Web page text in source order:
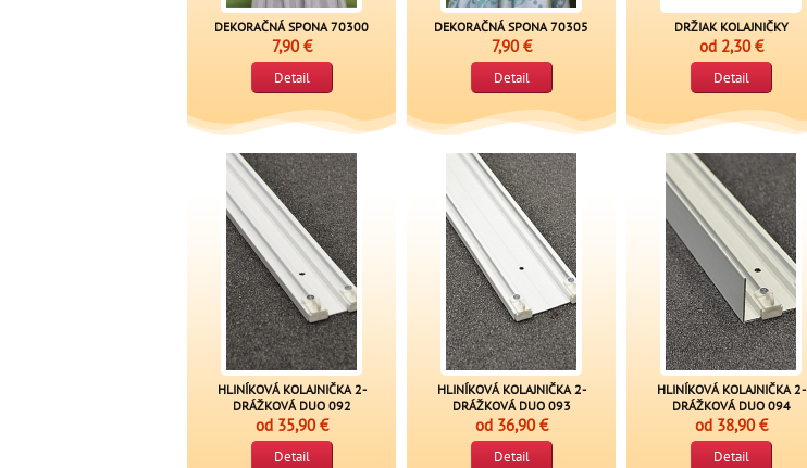
DEKORAČNÁ SPONA 70300
7,90 €
Detail
DEKORAČNÁ SPONA 70305
7,90 €
Detail
DRŽIAK KOLAJNIČKY
od 2,30 €
Detail
HLINÍKOVÁ KOLAJNIČKA 2-
DRÁŽKOVÁ DUO 092
od 35,90 €
Detail
HLINÍKOVÁ KOLAJNIČKA 2-
DRÁŽKOVÁ DUO 093
od 36,90 €
Detail
HLINÍKOVÁ KOLAJNIČKA 2-
DRÁŽKOVÁ DUO 094
od 38,90 €
Detail